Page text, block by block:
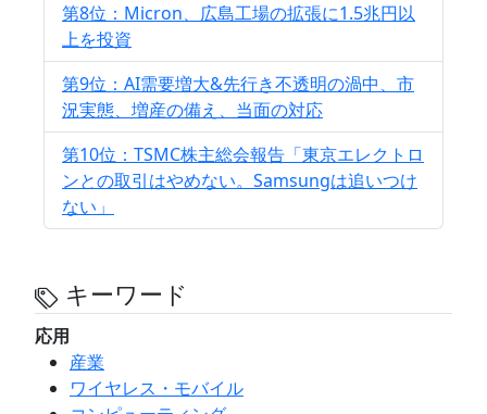
第8位：Micron、広島工場の拡張に1.5兆円以
上を投資
第9位：AI需要増大&先行き不透明の渦中、市
況実態、増産の備え、当面の対応
第10位：TSMC株主総会報告「東京エレクトロ
ンとの取引はやめない。Samsungは追いつけ
ない」
キーワード
応用
産業
ワイヤレス・モバイル